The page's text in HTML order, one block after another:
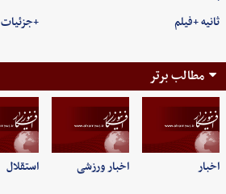
ثانیه +فیلم
+جزئیات
مطالب برتر
اخبار اخبار ورزشی استقلال